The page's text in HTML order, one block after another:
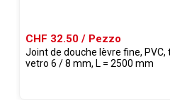
CHF 32.50 / Pezzo
Joint de douche lèvre fine,
vetro 6 / 8 mm, L = 2500 mm